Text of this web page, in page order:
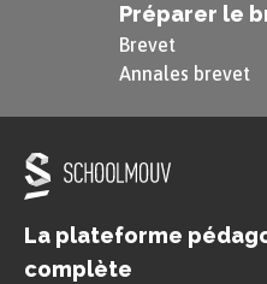
Préparer le
Brevet
Annales brevet
La plateforme
complète